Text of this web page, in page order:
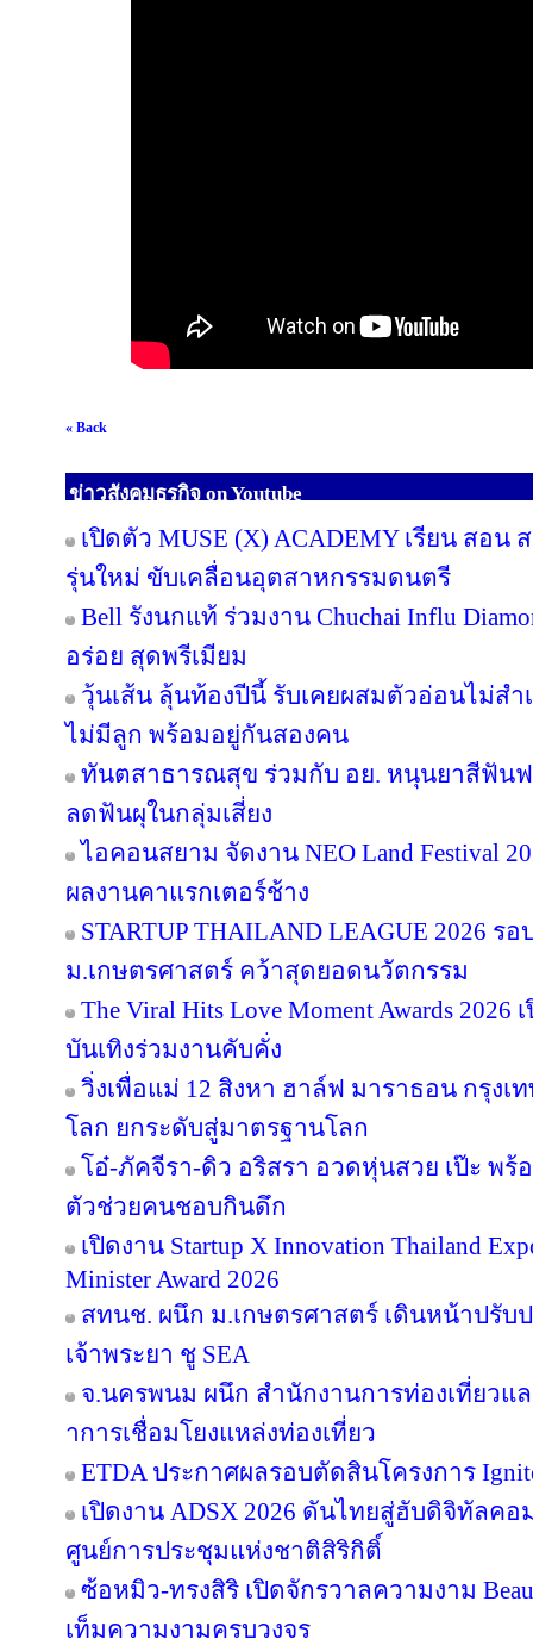
« Back
ข่าวสังคมธุรกิจ on Youtube
เปิดตัว MUSE (X) ACADEMY เรียน สอ
รุ่นใหม่ ขับเคลื่อนอุตสาหกรรมดนตรี
Bell รังนกแท้ ร่วมงาน Chuchai Influ
อร่อย สุดพรีเมียม
วุ้นเส้น ลุ้นท้องปีนี้ รับเคยผสมตัวอ่อนไม่สำ
ไม่มีลูก พร้อมอยู่กันสองคน
ทันตสาธารณสุข ร่วมกับ อย. หนุนยาสีฟันฟ
ลดฟันผุในกลุ่มเสี่ยง
ไอคอนสยาม จัดงาน NEO Land Festival
ผลงานคาแรกเตอร์ช้าง
STARTUP THAILAND LEAGUE 2026 ร
ม.เกษตรศาสตร์ คว้าสุดยอดนวัตกรรม
The Viral Hits Love Moment Awards
บันเทิงร่วมงานคับคั่ง
วิ่งเพื่อแม่ 12 สิงหา ฮาล์ฟ มาราธอน กรุงเ
โลก ยกระดับสู่มาตรฐานโลก
โอ๋-ภัคจีรา-ดิว อริสรา อวดหุ่นสวย เป๊ะ พร้
ตัวช่วยคนชอบกินดึก
เปิดงาน Startup X Innovation Thailand
Minister Award 2026
สทนช. ผนึก ม.เกษตรศาสตร์ เดินหน้าปรั
เจ้าพระยา ชู SEA
จ.นครพนม ผนึก สำนักงานการท่องเที่ยวแ
าการเชื่อมโยงแหล่งท่องเที่ยว
ETDA ประกาศผลรอบตัดสินโครงการ
เปิดงาน ADSX 2026 ดันไทยสู่ฮับดิจิทัลคอ
ศูนย์การประชุมแห่งชาติสิริกิติ์
ซ้อหมิว-ทรงสิริ เปิดจักรวาลความงาม
เท็มความงามครบวงจร